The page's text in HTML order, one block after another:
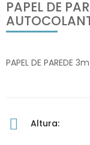
PAPEL DE
PAPEL DE PAREDE
Altura: